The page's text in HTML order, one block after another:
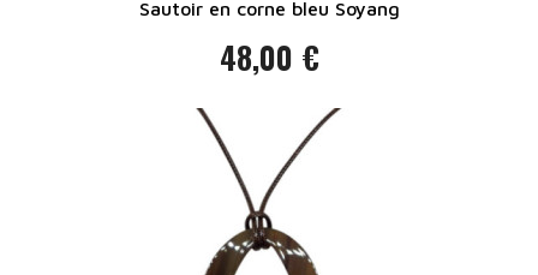
Sautoir en corne bleu Soyang
Prix
48,00 €